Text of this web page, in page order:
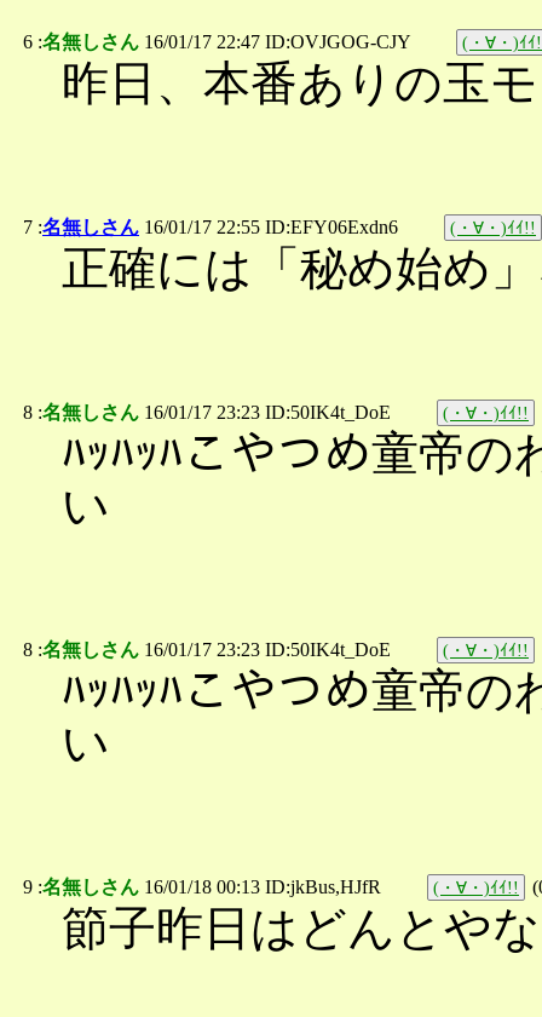
6 :名無しさん 16/01/17 22:47 ID:OVJGOG-CJY (・∀・)ｲｲ
昨日、本番ありの玉
7 :名無しさん 16/01/17 22:55 ID:EFY06Exdn6 (・∀・)ｲｲ!!
正確には「秘め始め
8 :名無しさん 16/01/17 23:23 ID:50IK4t_DoE (・∀・)ｲｲ!!
ﾊｯﾊｯﾊこやつめ童帝
い
8 :名無しさん 16/01/17 23:23 ID:50IK4t_DoE (・∀・)ｲｲ!!
ﾊｯﾊｯﾊこやつめ童帝
い
9 :名無しさん 16/01/18 00:13 ID:jkBus,HJfR (・∀・)ｲｲ!! (
節子昨日はどんとや